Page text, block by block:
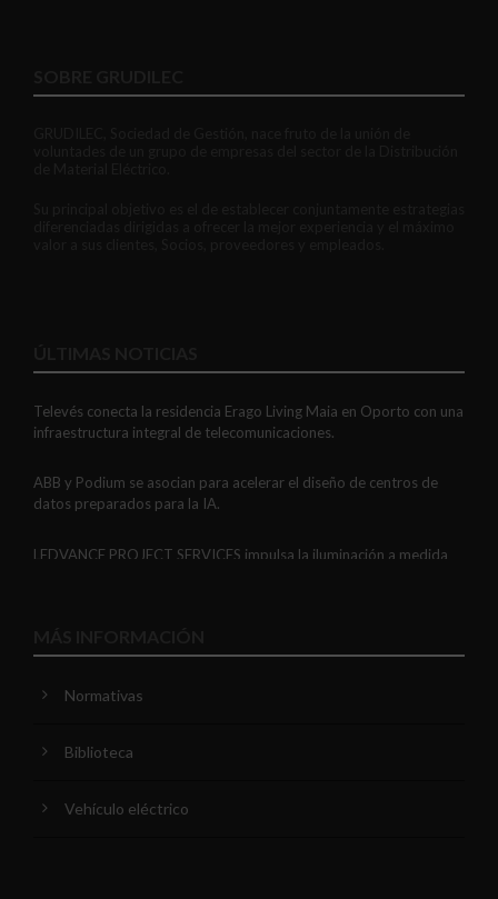
Televés conecta la residencia Erago Living Maia en Oporto con una
infraestructura integral de telecomunicaciones.
ABB y Podium se asocian para acelerar el diseño de centros de
datos preparados para la IA.
LEDVANCE PROJECT SERVICES impulsa la iluminación a medida
ADIME se incorpora al Comité de Dirección de EUEW para
Normativas
Biblioteca
Vehículo eléctrico